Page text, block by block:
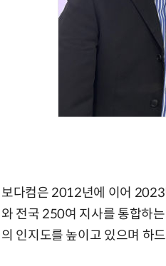
보다컴은 2012년에 이어 2023
와 전국 250여 지사를 통합하
의 인지도를 높이고 있으며 하